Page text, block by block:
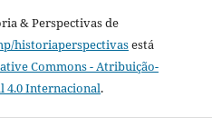
& Perspectivasde
historiaperspectivasestá
Commons - Atribuição-
4.0 Internacional.